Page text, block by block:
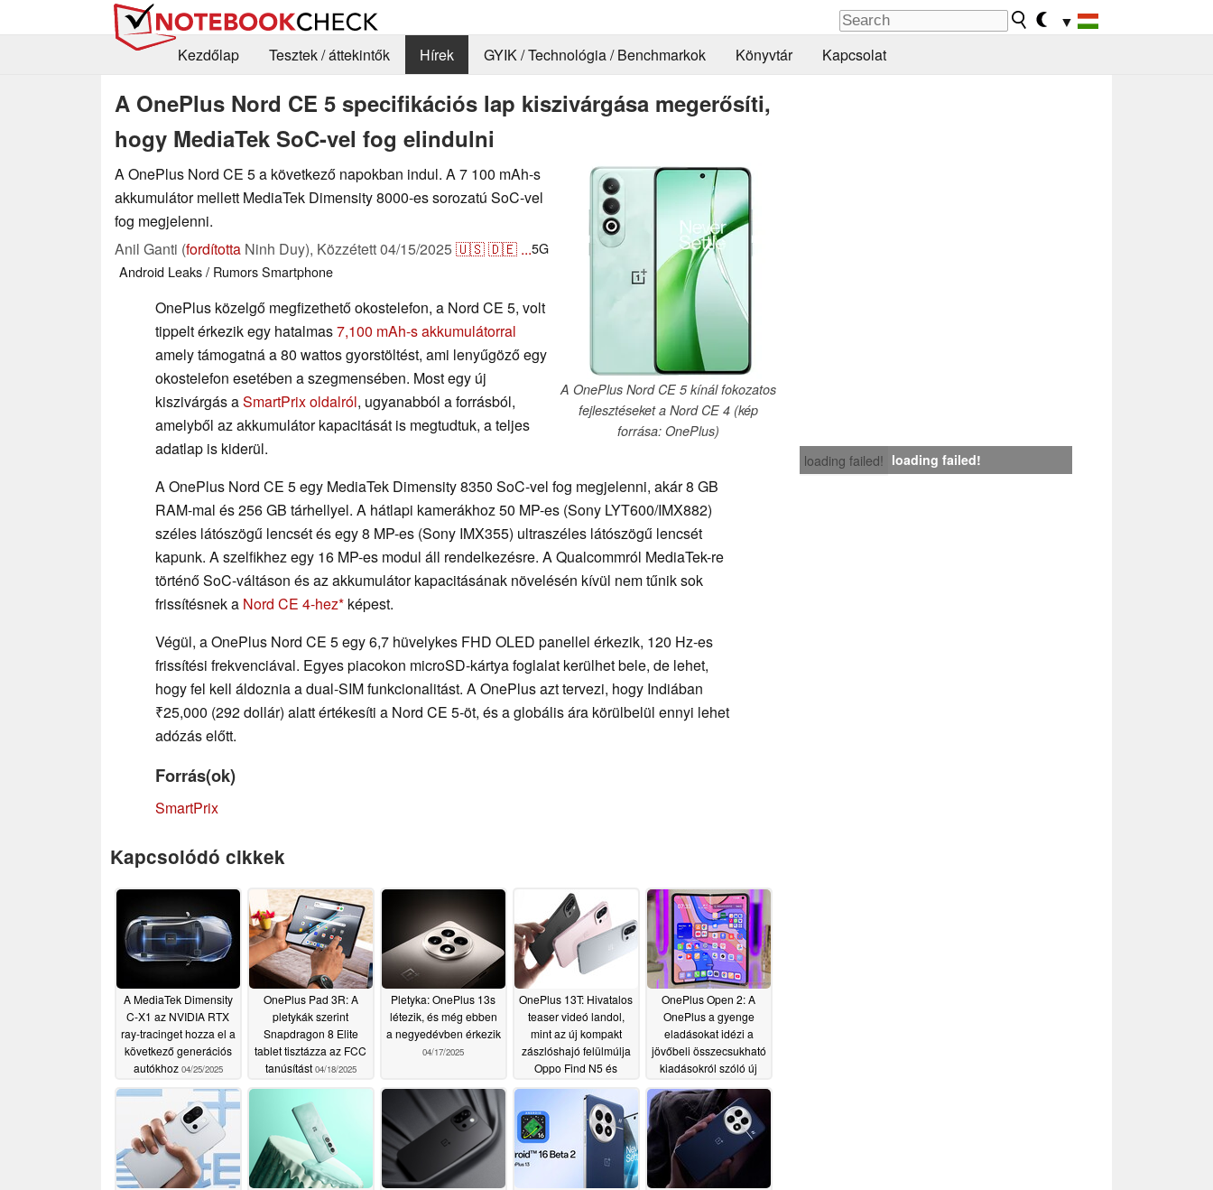
▼
Kezdőlap
Tesztek / áttekintők Hírek GYIK / Technológia / Benchmarkok Könyvtár Kapcsolat
A OnePlus Nord CE 5 specifikációs lap kiszivárgása megerősíti,
hogy MediaTek SoC-vel fog elindulni
A OnePlus Nord CE 5 kínál fokozatos
fejlesztéseket a Nord CE 4 (kép
forrása: OnePlus)
A OnePlus Nord CE 5 a következő napokban indul. A 7 100 mAh-s
akkumulátor mellett MediaTek Dimensity 8000-es sorozatú SoC-vel
fog megjelenni.
Anil Ganti (fordította Ninh Duy), Közzétett04/15/2025🇺🇸🇩🇪 ...5G
Android Leaks / RumorsSmartphone
loading failed! loading failed!
OnePlus közelgő megfizethető okostelefon, a Nord CE 5, volt
tippelt érkezik egy hatalmas7,100 mAh-s akkumulátorral
amely támogatná a 80 wattos gyorstöltést, ami lenyűgöző egy
okostelefon esetében a szegmensében. Most egy új
kiszivárgás aSmartPrix oldalról, ugyanabból a forrásból,
amelyből az akkumulátor kapacitását is megtudtuk, a teljes
adatlap is kiderül.
A OnePlus Nord CE 5 egy MediaTek Dimensity 8350 SoC-vel fog megjelenni, akár 8 GB
RAM-mal és 256 GB tárhellyel. A hátlapi kamerákhoz 50 MP-es (Sony LYT600/IMX882)
széles látószögű lencsét és egy 8 MP-es (Sony IMX355) ultraszéles látószögű lencsét
kapunk. A szelfikhez egy 16 MP-es modul áll rendelkezésre. A Qualcommról MediaTek-re
történő SoC-váltáson és az akkumulátor kapacitásának növelésén kívül nem tűnik sok
frissítésnek a Nord CE 4-hez képest.
Végül, a OnePlus Nord CE 5 egy 6,7 hüvelykes FHD OLED panellel érkezik, 120 Hz-es
frissítési frekvenciával. Egyes piacokon microSD-kártya foglalat kerülhet bele, de lehet,
hogy fel kell áldoznia a dual-SIM funkcionalitást. A OnePlus azt tervezi, hogy Indiában
₹25,000 (292 dollár) alatt értékesíti a Nord CE 5-öt, és a globális ára körülbelül ennyi lehet
adózás előtt.
Forrás(ok)
SmartPrix
Kapcsolódó cikkek
A MediaTek Dimensity
C-X1 az NVIDIA RTX
ray-tracinget hozza el a
következő generációs
autókhoz 04/25/2025
OnePlus Pad 3R: A
pletykák szerint
Snapdragon 8 Elite
tablet tisztázza az FCC
tanúsítást 04/18/2025
Pletyka: OnePlus 13s
létezik, és még ebben
a negyedévben érkezik
04/17/2025
OnePlus 13T: Hivatalos
teaser videó landol,
mint az új kompakt
zászlóshajó felülmúlja
Oppo Find N5 és
korai benchmarkokban
04/16/2025
OnePlus Open 2: A
OnePlus a gyenge
eladásokat idézi a
jövőbeli összecsukható
kiadásokról szóló új
04/16/2025